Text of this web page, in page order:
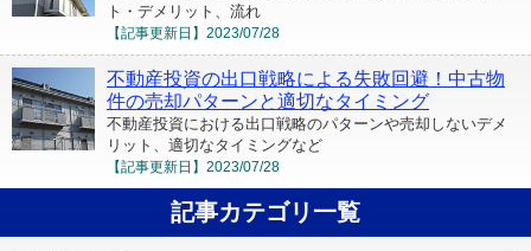
ト・デメリット、流れ
【記事更新日】 2023/07/28
不動産投資の出口戦略による失敗回避！中古物
件の売却パターンと適切なタイミング
不動産投資における出口戦略のパターンや売却しないデメ
リット、適切なタイミングなど
【記事更新日】 2023/07/28
記事カテゴリ一覧